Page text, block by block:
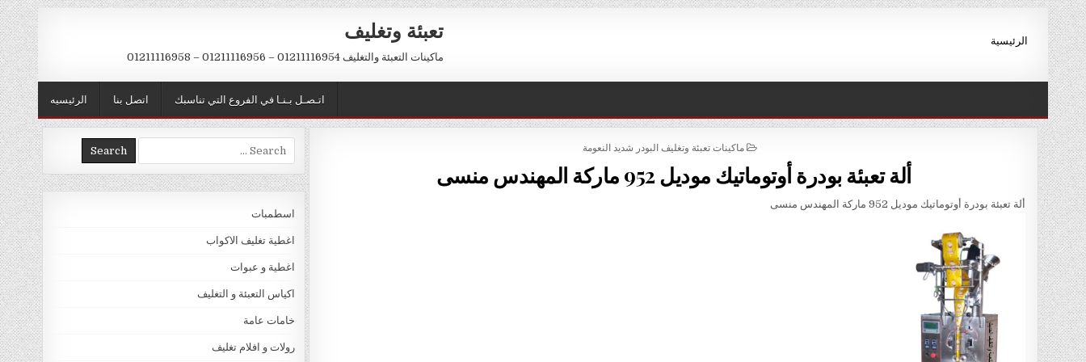
Skip
to
content
تعبئة وتغليف
ماكينات التعبئة والتغليف 01211116954 – 01211116956 – 01211116958
الرئيسية
الرئيسيه اتصل بنا اتـصـل بـنـا في الفروع التي تناسبك
POSTED
ماكينات تعبئة وتغليف البودر شديد النعومة
ألة تعبئة بودرة أوتوماتيك موديل 952 ماركة المهندس منسى
ألة تعبئة بودرة أوتوماتيك موديل 952 ماركة المهندس منسى
Search
for:
اسطمبات
اغطية تغليف الاكواب
اغطية و عبوات
اكياس التعبئة و التغليف
خامات عامة
رولات و افلام تغليف